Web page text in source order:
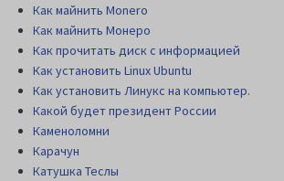
Как майнить Monero
Как майнить Монеро
Как прочитать диск c информацией
Как установить Linux Ubuntu
Как установить Линукс на компьютер.
Какой будет президент России
Каменоломни
Карачун
Катушка Теслы